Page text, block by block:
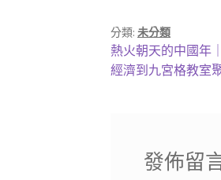
分類:未分類
文
章
上
一
熱火朝天的中國年
下
經濟到九宮格教室
發佈留